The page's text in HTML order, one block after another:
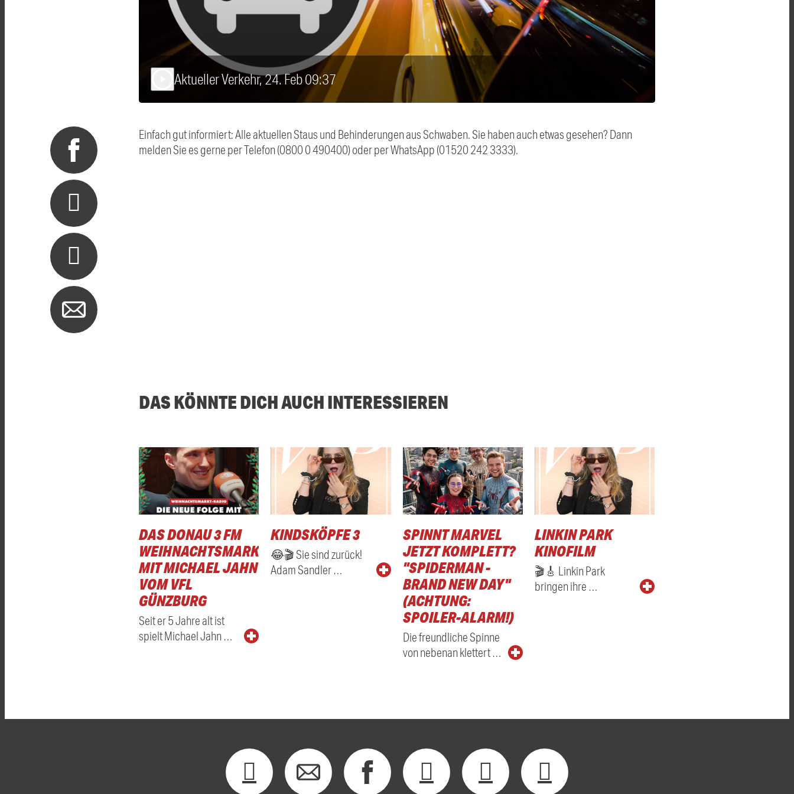
Aktueller Verkehr, 24. Feb 09:37
Einfach gut informiert: Alle aktuellen Staus und Behinderungen aus Schwaben. Sie haben auch etwas gesehen? Dann
melden Sie es gerne per Telefon (0800 0 490400) oder per WhatsApp (01520 242 3333).
DAS KÖNNTE DICH AUCH INTERESSIEREN
DAS DONAU 3 FM
WEIHNACHTSMARKTRADIO
MIT MICHAEL JAHN
VOM VFL
GÜNZBURG
Seit er 5 Jahre alt ist
spielt Michael Jahn …
KINDSKÖPFE 3
😂🎬 Sie sind zurück!
Adam Sandler …
SPINNT MARVEL
JETZT KOMPLETT?
"SPIDERMAN -
BRAND NEW DAY"
(ACHTUNG:
SPOILER-ALARM!)
Die freundliche Spinne
von nebenan klettert …
LINKIN PARK
KINOFILM
🎬🎸 Linkin Park
bringen ihre …